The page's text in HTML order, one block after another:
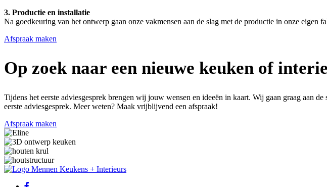
3. Productie en installatie
Na goedkeuring van het ontwerp gaan onze vakmensen aan de slag met de productie in onze
Afspraak maken
Op zoek naar een nieuwe keuken of
Tijdens het eerste adviesgesprek brengen wij jouw wensen en ideeën in kaart. Wij gaan graag aan
eerste adviesgesprek. Meer weten? Maak vrijblijvend een afspraak!
Afspraak maken